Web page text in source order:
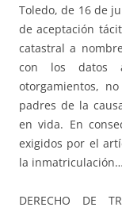
Toledo, de 16 de
de aceptación
catastral a
con los datos
otorgamientos,
padres de la
en vida. En
exigidos por el
la
DERECHO DE